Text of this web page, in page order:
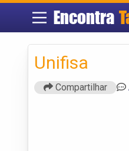
Encontra
Unifisa
Compartilhar